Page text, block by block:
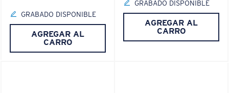
GRABADO DISPONIBLE
AGREGAR AL
CARRO
GRABADO DISPONIBLE
AGREGAR AL
CARRO